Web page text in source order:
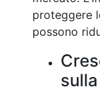
proteggere
possono